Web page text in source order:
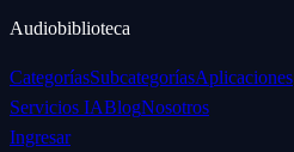
Audiobiblioteca
CategoríasSubcategoríasAplicaciones
Servicios IABlogNosotros
Ingresar